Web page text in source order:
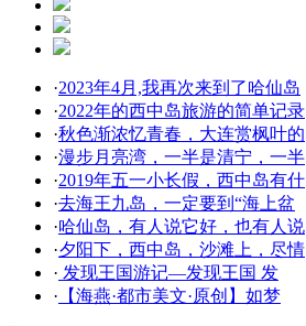
·2023年4月,我再次来到了哈仙岛
·2022年的西中岛旅游的简单记录
·秋色渐浓忆青春，大连赏枫叶的
·漫步月亮湾，一半是清宁，一半
·2019年五一小长假，西中岛有什
·去海王九岛，一定要到“海上盆
·哈仙岛，有人说它好，也有人说
·夕阳下，西中岛，沙滩上，尽情
· 发现王国游记—发现王国 发
· 【海燕·都市美文·原创】如梦